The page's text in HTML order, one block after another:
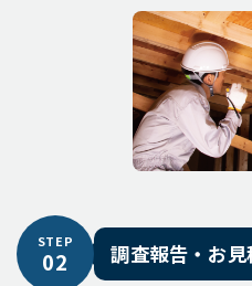
STEP
02 調査報告・お